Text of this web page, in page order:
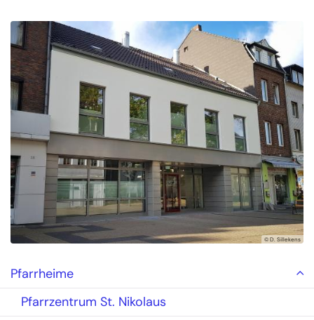
© D. Sillekens
Pfarrheime
Pfarrzentrum St. Nikolaus